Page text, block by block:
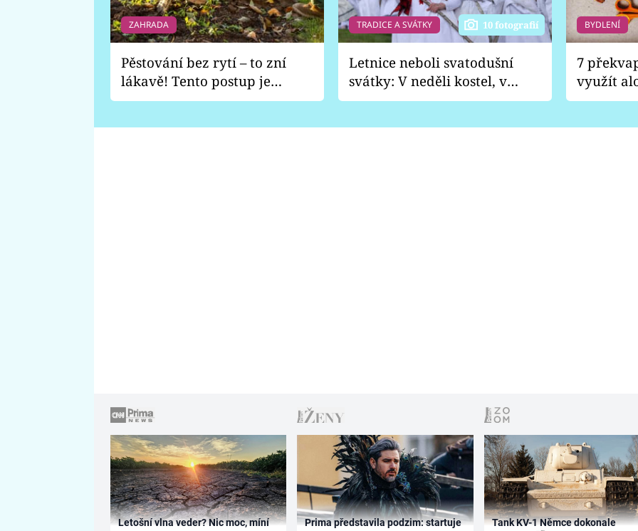
ZAHRADA
Pěstování bez rytí – to zní
lákavě! Tento postup je
vhodný jen pro některé
TRADICE A SVÁTKY 10 fotografií
Letnice neboli svatodušní
svátky: V neděli kostel, v
pondělí zábava
BYDLENÍ
7
využít
Letošní vlna veder? Nic moc, míní
Prima představila podzim: startuje
Tank KV-1 Němce dokonale